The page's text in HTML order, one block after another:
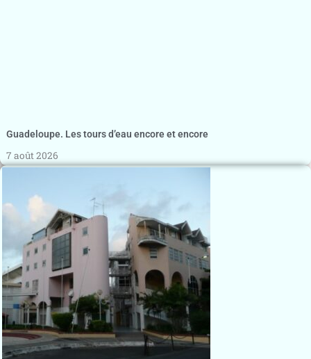
Guadeloupe. Les tours d’eau encore et encore
7 août 2026